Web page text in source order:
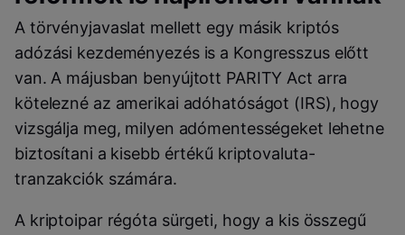
A törvényjavaslat mellett egy másik kriptós
adózási kezdeményezés is a Kongresszus előtt
van. A májusban benyújtott PARITY Act arra
kötelezné az amerikai adóhatóságot (IRS), hogy
vizsgálja meg, milyen adómentességeket lehetne
biztosítani a kisebb értékű kriptovaluta-
tranzakciók számára.
A kriptoipar régóta sürgeti, hogy a kis összegű